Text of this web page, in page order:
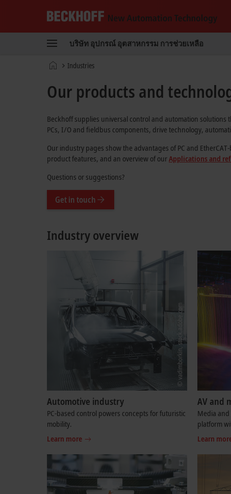
New
Technology
บริษัท อุปกรณ์ อุตสาหกรรม การช่วยเหลือ
หน้า
Industries
Our products and
Beckhoff supplies universal control and automation
PCs, I/O and fieldbus components, drive technology,
Our industry pages show the advantages of PC and
product features, and an overview of ourApplications and
Questions or suggestions?
Get in touch
Industry overview
Automotive industry
PC-based control powers concepts for futuristic
mobility.
Learn more
AV and
Media
platform
Learn